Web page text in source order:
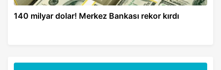
140 milyar dolar! Merkez Bankası rekor kırdı